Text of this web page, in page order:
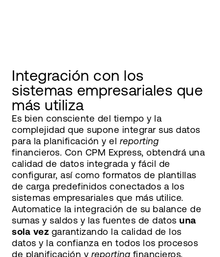
Integración con los
sistemas empresariales que
más utiliza
Es bien consciente del tiempo y la
complejidad que supone integrar sus datos
para la planificación y el reporting
financieros. Con CPM Express, obtendrá una
calidad de datos integrada y fácil de
configurar, así como formatos de plantillas
de carga predefinidos conectados a los
sistemas empresariales que más utilice.
Automatice la integración de su balance de
sumas y saldos y las fuentes de datos una
sola vez garantizando la calidad de los
datos y la confianza en todos los procesos
de planificación y reporting financieros,